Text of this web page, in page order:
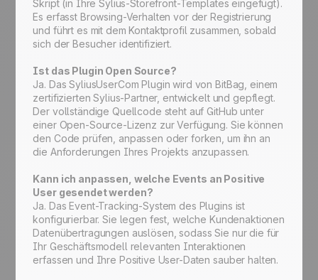
Skript (in Ihre Sylius-Storefront-Templates eingefügt).
Es erfasst Browsing-Verhalten vor der Registrierung
und führt es mit dem Kontaktprofil zusammen, sobald
sich der Besucher identifiziert.
Ist das Plugin Open Source?
Ja. Das SyliusUserCom Plugin wird von BitBag, einem
zertifizierten Sylius-Partner, entwickelt und gepflegt.
Der vollständige Quellcode steht auf GitHub unter
einer Open-Source-Lizenz zur Verfügung. Sie können
den Code prüfen, anpassen oder forken, um ihn an
die Anforderungen Ihres Projekts anzupassen.
Kann ich anpassen, welche Events an Positive
User gesendet werden?
Ja. Das Event-Tracking-System des Plugins ist
konfigurierbar. Sie legen fest, welche Kundenaktionen
Datenübertragungen auslösen, sodass Sie nur die für
Ihr Geschäftsmodell relevanten Interaktionen
erfassen und Ihre Positive User-Daten sauber halten.